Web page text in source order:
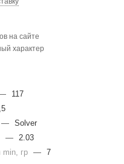
на сайте
характер
117
— Solver
— 2.03
min, гр
— 7